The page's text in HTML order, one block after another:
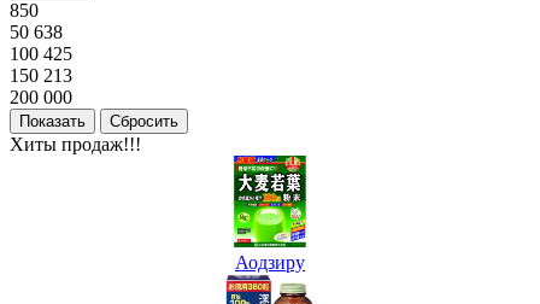
850
50 638
100 425
150 213
200 000
Хиты продаж!!!
Аодзиру